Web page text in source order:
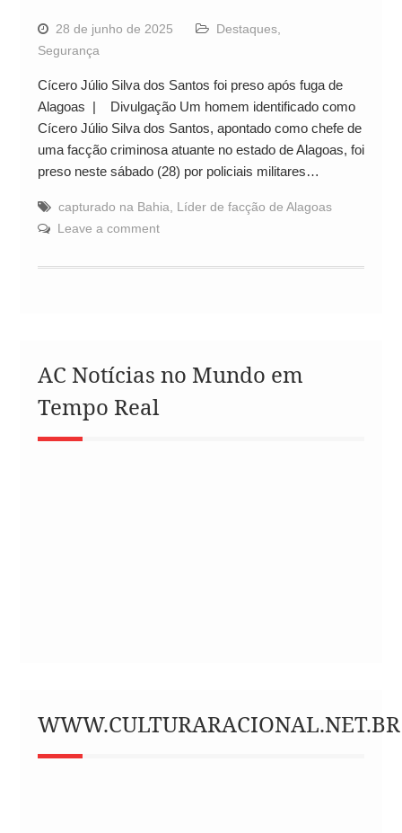
28 de junho de 2025 Destaques,
Segurança
Cícero Júlio Silva dos Santos foi preso após fuga de
Alagoas | Divulgação Um homem identificado como
Cícero Júlio Silva dos Santos, apontado como chefe de
uma facção criminosa atuante no estado de Alagoas, foi
preso neste sábado (28) por policiais militares…
capturado na Bahia
Líder de facção de Alagoas
Leave a comment
AC Notícias no Mundo em
Tempo Real
WWW.CULTURARACIONAL.NET.BR